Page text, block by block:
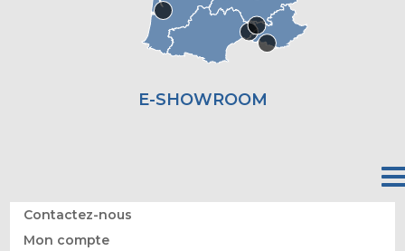
E-SHOWROOM
Contactez-nous
Mon compte